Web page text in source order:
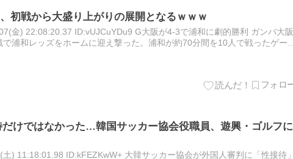
初戦から大盛り上がりの展開となるｗｗｗ
金) 22:08:20.37 ID:vUJCuYDu9 G大阪が4-3で浦和に劇的勝利 ガンバ大阪
浦和レッズをホームに迎え撃った。浦和が約70分間を10人で戦ったゲーム
だけではなかった…韓国サッカー協会役職員、遊興・ゴルフに
) 11:18:01.98 ID:kFEZKwW+ 大韓サッカー協会が外国人審判に「性接待」